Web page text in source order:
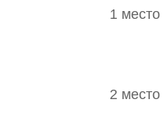
1 место
2 место